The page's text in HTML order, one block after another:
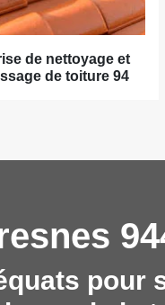
de nettoyage et
de toiture 94
pour